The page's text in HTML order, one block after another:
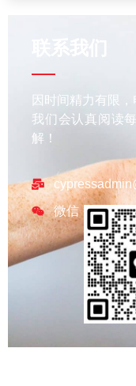
因时间精力有限
我们会认真阅读
解！
微信